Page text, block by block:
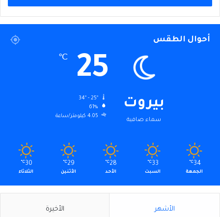
أحوال الطقس
بيروت
سماء صافية
25
℃
61%
4.05 كيلومتر/ساعة
34
℃
الجمعة
33
℃
السبت
28
℃
الأحد
29
℃
الأثنين
30
℃
الثلاثاء
الأشهر الأخيرة